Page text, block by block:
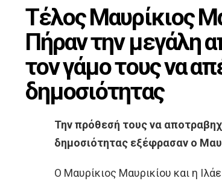
Τέλος Μαυρίκιος
Πήραν την μεγάλη
τον γάμο τους να
δημοσιότητας
Την πρόθεσή τους να
δημοσιότητας εξέφρασαν ο
Ο Μαυρίκιος Μαυρικίου και η